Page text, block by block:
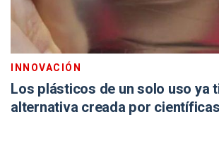
INNOVACIÓN
Los plásticos de un solo uso ya
alternativa creada por